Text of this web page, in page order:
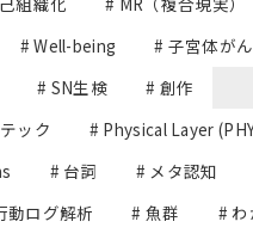
# Well-being # 子宮体がん
# SN生検
# 創作
ック
# Physical Layer
# 台詞 # メタ認知
動ログ解析 # 魚群
#